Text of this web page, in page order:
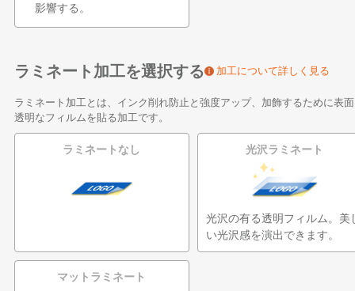
影響する。
ラミネート加工を選択する 加工について詳しく見る
ラミネート加工とは、インク削れ防止と強度アップ、加飾するために表
透明なフィルムを貼る加工です。
ラミネートなし 光沢ラミネート
光沢の有る透明フィルム。美
い光沢感を演出できます。
マットラミネート